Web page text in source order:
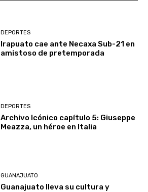
DEPORTES
Irapuato cae ante Necaxa Sub-21 en
amistoso de pretemporada
DEPORTES
Archivo Icónico capítulo 5: Giuseppe
Meazza, un héroe en Italia
GUANAJUATO
Guanajuato lleva su cultura y